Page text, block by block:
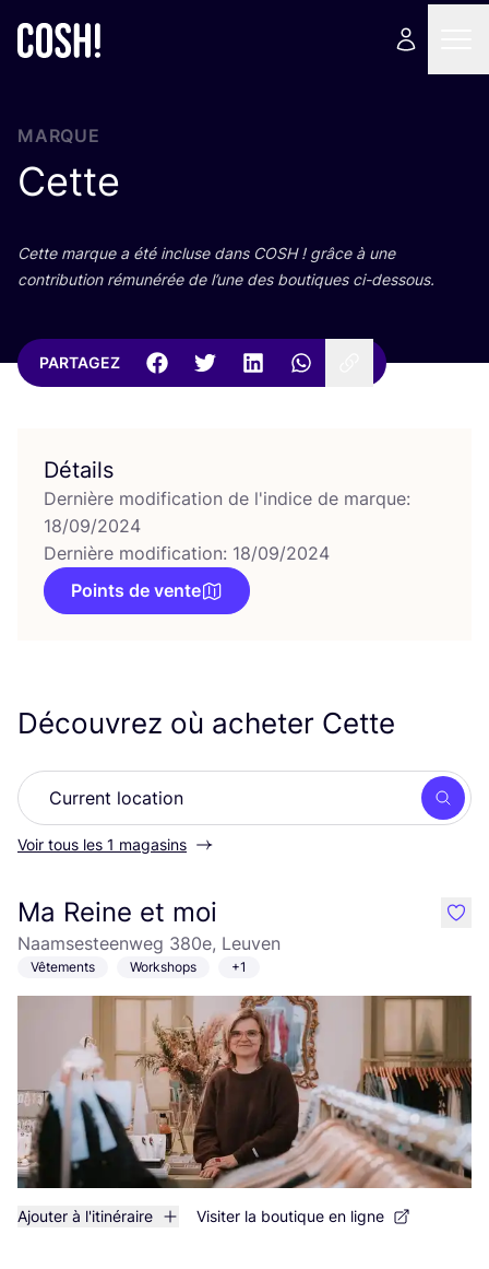
MARQUE
Cette
Cette marque a été incluse dans COSH! grâce à une
contri­bu­tion rému­né­rée de l’une des bou­tiques ci-dessous.
PARTAGEZ
Détails
Dernière modification de l'indice de marque:
18/09/2024
Dernière modification: 18/09/2024
Points de vente
Découvrez où acheter Cette
Voir tous les 1 magasins
Ma Reine et moi
Naamsesteenweg 380e, Leuven
Vêtements Workshops +1
Ajouter à l'itinéraire Visiter la boutique en ligne
like